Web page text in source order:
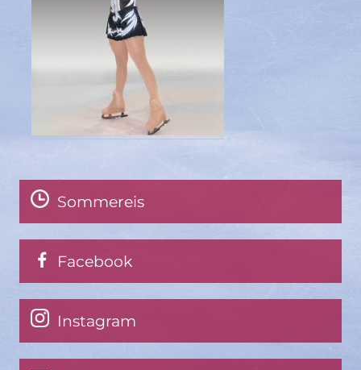
Sommereis
Facebook
Instagram